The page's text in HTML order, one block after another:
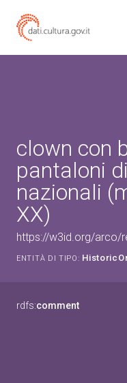
clown con
pantaloni
nazionali
XX)
https://w3id.org/arco/
ENTITÀ DI TIPO:
rdfs:comment